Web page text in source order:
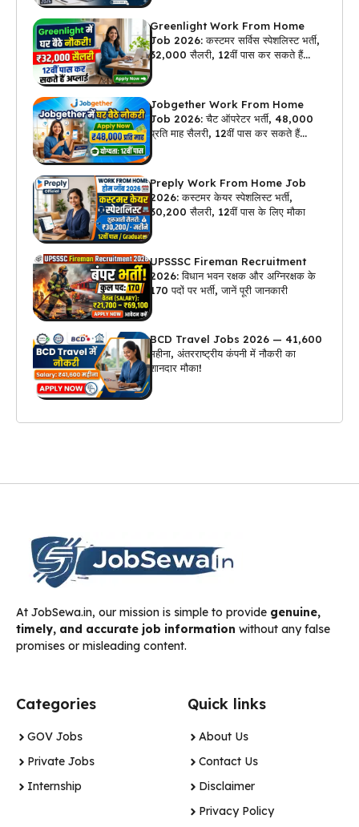
Greenlight Work From Home
Job 2026: कस्टमर सर्विस स्पेशलिस्ट भर्ती,
₹32,000 सैलरी, 12वीं पास कर सकते हैं
Jobgether Work From Home
Job 2026: चैट ऑपरेटर भर्ती, ₹48,000
प्रति माह सैलरी, 12वीं पास कर सकते हैं
Preply Work From Home Job
2026: कस्टमर केयर स्पेशलिस्ट भर्ती,
₹30,200 सैलरी, 12वीं पास के लिए मौका
UPSSSC Fireman Recruitment
2026: विधान भवन रक्षक और अग्निरक्षक के
170 पदों पर भर्ती, जानें पूरी जानकारी
BCD Travel Jobs 2026 — ₹41,600
महीना, अंतरराष्ट्रीय कंपनी में नौकरी का
शानदार मौका!
At JobSewa.in, our mission is simple to provide genuine,
timely, and accurate job information without any false
promises or misleading content.
Categories
GOV Jobs
Private Jobs
Internship
Quick links
About Us
Contact Us
Disclaimer
Privacy Policy